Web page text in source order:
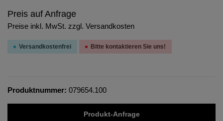
Preis auf Anfrage
Preise inkl. MwSt. zzgl. Versandkosten
Versandkostenfrei Bitte kontaktieren Sie uns!
Produktnummer: 079654.100
Produkt-Anfrage